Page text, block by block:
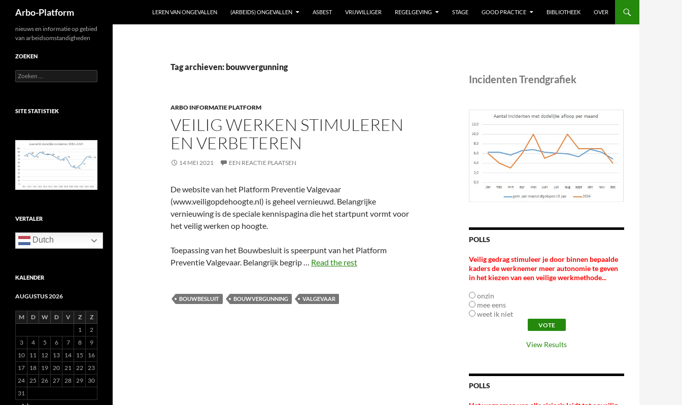
Arbo-Platform LEREN VAN ONGEVALLEN (ARBEIDS) ONGEVALLEN ASBEST VRIJWILLIGER REGELGEVING STAGE GOOD PRACTICE BIBLIOTHEEK OVER
Tag archieven: bouwvergunning
ARBO INFORMATIE PLATFORM
VEILIG WERKEN STIMULEREN
EN VERBETEREN
14 MEI 2021 EEN REACTIE PLAATSEN
De website van het Platform Preventie Valgevaar
(www.veiligopdehoogte.nl) is geheel vernieuwd. Belangrijke
vernieuwing is de speciale kennispagina die het startpunt vormt voor
het veilig werken op hoogte.
Toepassing van het Bouwbesluit is speerpunt van het Platform
Preventie Valgevaar. Belangrijk begrip … Read the rest
BOUWBESLUIT BOUWVERGUNNING VALGEVAAR
Incidenten Trendgrafiek
POLLS
Veilig gedrag stimuleer je door binnen bepaalde
kaders de werknemer meer autonomie te geven
in het kiezen van een veilige werkmethode...
onzin
mee eens
weet ik niet
View Results
POLLS
nieuws en informatie op gebied
van arbeidsomstandigheden
ZOEKEN
Zoeken
naar:
SITE STATISTIEK
VERTALER
Dutch
KALENDER
AUGUSTUS 2026
M D W D V Z
Z
1
2
3
4 5 6 7 8
9
10
11 12 13 14 15
16
17
18 19 20 21 22
23
24
25 26 27 28 29
30
31